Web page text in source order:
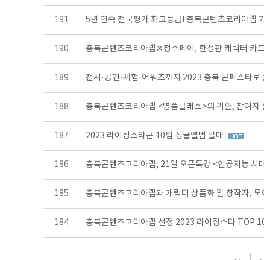
191 5년 연속 전국평가 최고등급! 충북콘텐츠코리아랩
190 충북콘텐츠코리아랩✕청주페이, 한정판 캐릭터 카
189 전시·공연·체험·어워즈까지 2023 충북 콘페스타로
188 충북콘텐츠코리아랩 <명품클래스>의 귀환, 참여자
187 2023 라이징스타콘 10팀 싱글앨범 발매
186 충북콘텐츠코리아랩, 21일 오픈특강 <인공지능 시
185 충북콘텐츠코리아랩과 캐릭터 상품화 할 창작자, 모
184 충북콘텐츠코리아랩 선정 2023 라이징스타 TOP